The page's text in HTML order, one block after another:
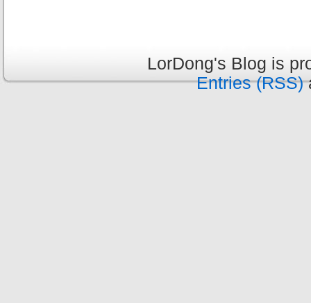
LorDong's Blog is
Entries (RSS)